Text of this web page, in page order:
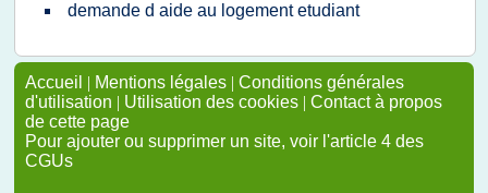
demande d aide au logement etudiant
Accueil | Mentions légales | Conditions générales
d'utilisation | Utilisation des cookies | Contact à propos
de cette page
Pour ajouter ou supprimer un site, voir l'article 4 des
CGUs